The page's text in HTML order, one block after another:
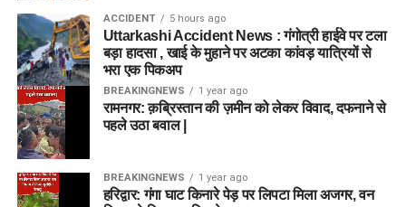
ACCIDENT 5 hours ago
Uttarkashi Accident News : गंगोत्री हाईवे पर टला
बड़ा हादसा , खाई के मुहाने पर अटका कांवड़ यात्रियों से
भरा एक पिकअप
BREAKINGNEWS 1 year ago
रामनगर: क़ब्रिस्तान की ज़मीन को लेकर विवाद, दफनाने से
पहले उठा बवाल |
BREAKINGNEWS 1 year ago
हरिद्वार: गंगा घाट किनारे पेड़ पर लिपटा मिला अजगर, वन